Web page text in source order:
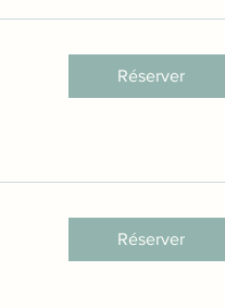
Réserver
Réserver